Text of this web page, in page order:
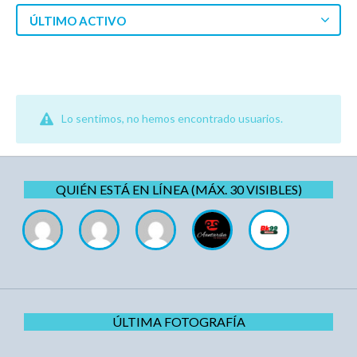
ÚLTIMO ACTIVO
Lo sentimos, no hemos encontrado usuarios.
QUIÉN ESTÁ EN LÍNEA (MÁX. 30 VISIBLES)
ÚLTIMA FOTOGRAFÍA